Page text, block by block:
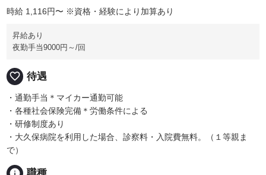
時給 1,116円〜 ※資格・経験により加算あり
昇給あり
夜勤手当9000円～/回
favorite_border 待遇
・通勤手当＊マイカー通勤可能
・各種社会保険完備＊労働条件による
・研修制度あり
・大久保病院を利用した場合、診察料・入院費無料。（１等親ま
で）